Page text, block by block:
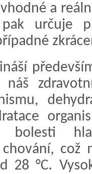
a
určuje
bolesti
což
28 °C.